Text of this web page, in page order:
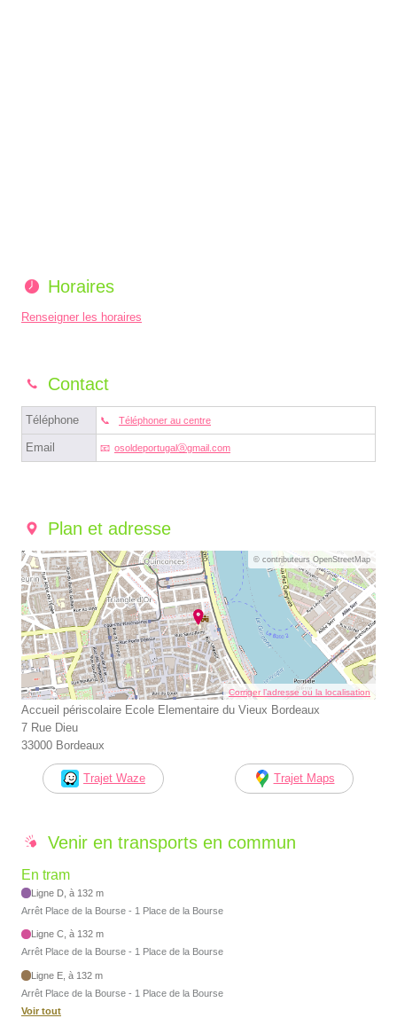
Horaires
Renseigner les horaires
Contact
Téléphone Téléphoner au centre
Email osoldeportugalⓐgmail.com
Plan et adresse
© contributeurs OpenStreetMap
Corriger l’adresse ou la localisation
Accueil périscolaire Ecole Elementaire du Vieux Bordeaux
7 Rue Dieu
33000 Bordeaux
Trajet Waze Trajet Maps
Venir en transports en commun
En tram
Ligne D, à 132 m
Arrêt Place de la Bourse - 1 Place de la Bourse
Ligne C, à 132 m
Arrêt Place de la Bourse - 1 Place de la Bourse
Ligne E, à 132 m
Arrêt Place de la Bourse - 1 Place de la Bourse
Voir tout